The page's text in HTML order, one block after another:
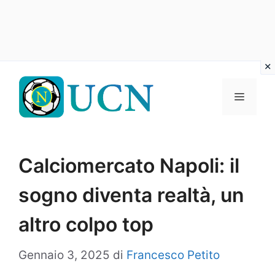
contenuto
Menu
Calciomercato Napoli: il
sogno diventa realtà, un
altro colpo top
Gennaio 3, 2025 di Francesco Petito